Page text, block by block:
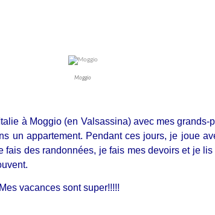
Moggio
à Moggio (en Valsassina) avec mes grands-
un appartement. Pendant ces jours, je joue
fais des randonnées, je fais mes devoirs et je lis
vacances sont super!!!!!